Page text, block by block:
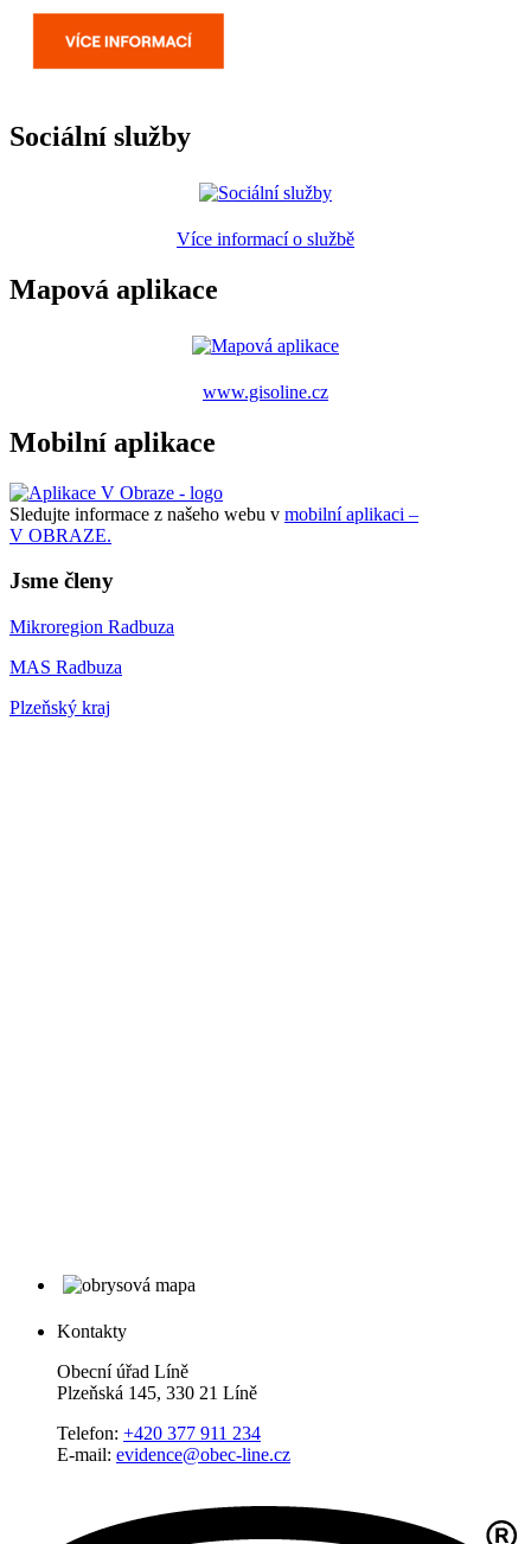
Sociální služby
Více informací o službě
Mapová aplikace
www.gisoline.cz
Mobilní aplikace
Sledujte informace z našeho webu v mobilní aplikaci –
V OBRAZE.
Jsme členy
Mikroregion Radbuza
MAS Radbuza
Plzeňský kraj
Kontakty
Obecní úřad Líně
Plzeňská 145, 330 21 Líně
Telefon: +420 377 911 234
E-mail: evidence@obec-line.cz